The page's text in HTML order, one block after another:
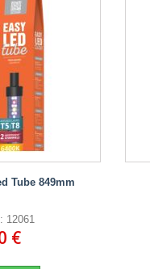
Tube 849mm
12061
€